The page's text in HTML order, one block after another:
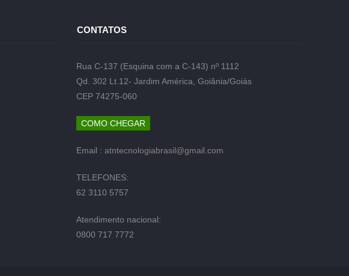
CONTATOS
Rua C-137 (Esquina com a C-143) nº 1112
Qd. 302 Lt.12- Jardim América, Goiânia/Goiás
CEP 74275-060
COMO CHEGAR
Email : atntecnologiabrasil@gmail.com
TELEFONES:
62 3110 5757
Atendimento nacional:
0800 717 7772